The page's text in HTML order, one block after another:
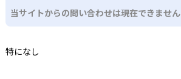
当サイトからの問い合わせは現在できません
特になし